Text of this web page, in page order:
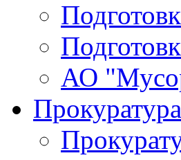
АО
Прокуратура